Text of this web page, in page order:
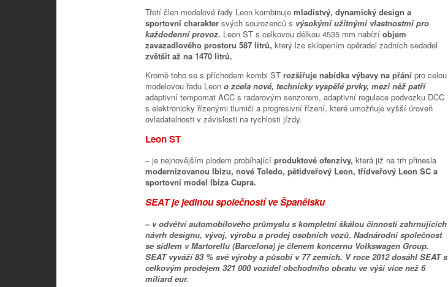
Třetí člen modelové řady Leon kombinuje mladistvý, dynamický design a
sportovní charakter svých sourozenců s výsokými užitnými vlastnostmi pro
každodenní provoz. Leon ST s celkovou délkou 4535 mm nabízí objem
zavazadlového prostoru 587 litrů, který lze sklopením opěradel zadních sedadel
zvětšit až na 1470 litrů.
Kromě toho se s příchodem kombi ST rozšiřuje nabídka výbavy na přání pro celou
modelovou řadu Leon o zcela nové, technicky vyspělé prvky, mezi něž patří
adaptivní tempomat ACC s radarovým senzorem, adaptivní regulace podvozku DCC
s elektronicky řízenými tlumiči a progresivní řízení, které umožňuje vyšší úroveň
ovladatelnosti v závislosti na rychlosti jízdy.
Leon ST
– je nejnovějším plodem probíhající produktové ofenzivy, která již na trh přinesla
modernizovanou Ibizu, nové Toledo, pětidveřový Leon, třídveřový Leon SC a
sportovní model Ibiza Cupra.
SEAT je jedinou společností ve Španělsku
– v odvětví automobilového průmyslu s kompletní škálou činností zahrnujících
návrh designu, vývoj, výrobu a prodej osobních vozů. Nadnárodní společnost
se sídlem v Martorellu (Barcelona) je členem koncernu Volkswagen Group.
SEAT vyváží 83 % své výroby a působí v 77 zemích. V roce 2012 dosáhl SEAT s
celkovým prodejem 321 000 vozidel obchodního obratu ve výši více než 6
miliard eur.